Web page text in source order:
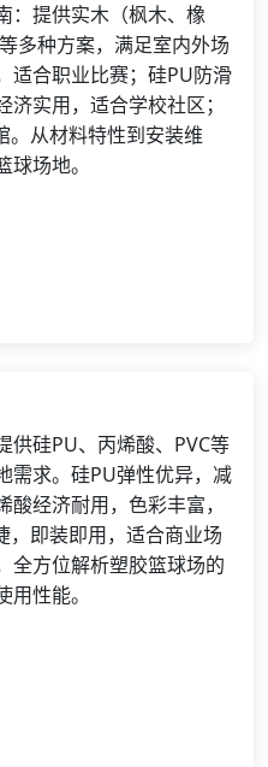
：提供实木（枫木、橡
多种方案，满足室内外场
适合职业比赛；硅PU防滑
实用，适合学校社区；
。从材料特性到安装维
场地。
供硅PU、丙烯酸、PVC等
需求。硅PU弹性优异，减
经济耐用，色彩丰富，
，即装即用，适合商业场
全方位解析塑胶篮球场的
性能。